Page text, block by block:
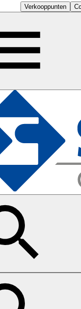
Verkooppunten